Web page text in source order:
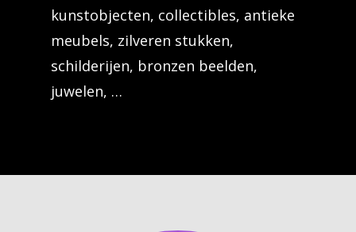
kunstobjecten, collectibles, antieke
meubels, zilveren stukken,
schilderijen, bronzen beelden,
juwelen, …